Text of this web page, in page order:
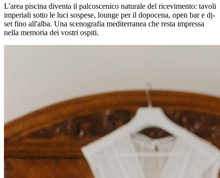
L'area piscina diventa il palcoscenico naturale del ricevimento: tavoli
imperiali sotto le luci sospese, lounge per il dopocena, open bar e dj-
set fino all'alba. Una scenografia mediterranea che resta impressa
nella memoria dei vostri ospiti.